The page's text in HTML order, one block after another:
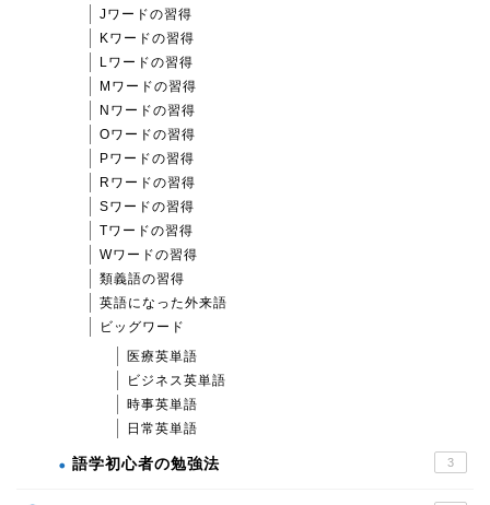
Jワードの習得
Kワードの習得
Lワードの習得
Mワードの習得
Nワードの習得
Oワードの習得
Pワードの習得
Rワードの習得
Sワードの習得
Tワードの習得
Wワードの習得
類義語の習得
英語になった外来語
ビッグワード
医療英単語
ビジネス英単語
時事英単語
日常英単語
語学初心者の勉強法 3